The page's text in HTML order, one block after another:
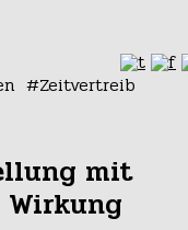
Zeitvertreib
mit